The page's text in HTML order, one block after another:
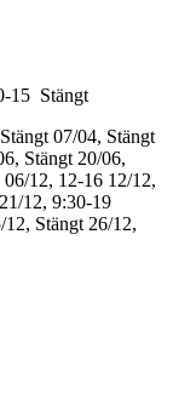
15 Stängt
07/04, Stängt
Stängt 20/06,
06/12, 12-16 12/12,
21/12, 9:30-19
12, Stängt 26/12,